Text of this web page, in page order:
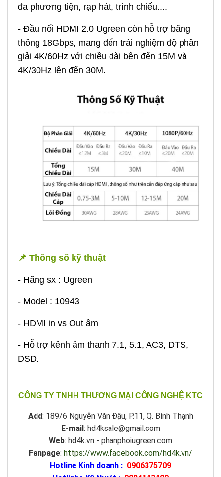
đa phương tiện, rạp hát, trình chiếu....
- Đầu nối HDMI 2.0 Ugreen còn hỗ trợ băng
thông 18Gbps, mang đến trải nghiệm độ phân
giải 4K/60Hz với chiều dài bên đến 15M và
4K/30Hz lên đến 30M.
📌 Thông số kỹ thuật
- Hãng sx : Ugreen
- Model : 10943
- HDMI in vs Out âm
- Hỗ trợ kênh âm thanh 7.1, 5.1, AC3, DTS,
DSD.
CÔNG TY TNHH THƯƠNG MẠI CÔNG NGHỆ KTC
Add: 189/6 Nguyễn Văn Đậu, P.11, Q. Bình Thạnh
E-mail: hd4ksale@gmail.com
Web: hd4k.vn - phanphoiugreen.com
Fanpage: https://www.facebook.com/hd4k.vn/
Hotline Kinh doanh : 0906375709